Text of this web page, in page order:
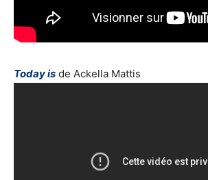
Today is de Ackella Mattis